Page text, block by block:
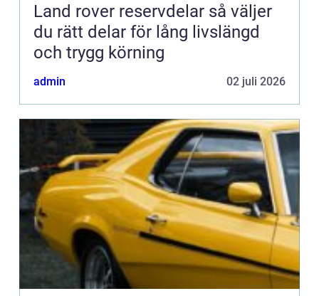
Land rover reservdelar så väljer
du rätt delar för lång livslängd
och trygg körning
admin 02 juli 2026